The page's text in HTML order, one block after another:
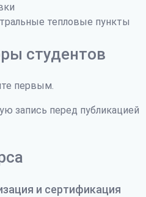
тепловые пункты
студентов
первым.
запись перед публикацией
и сертификация